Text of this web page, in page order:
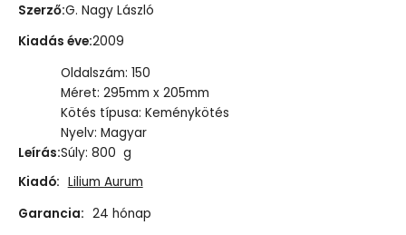
Szerző:G. Nagy László
Kiadás éve:2009
Leírás:
Oldalszám: 150
Méret: 295mm x 205mm
Kötés típusa: Keménykötés
Nyelv: Magyar
Súly: 800 g
Kiadó: Lilium Aurum
Garancia: 24 hónap